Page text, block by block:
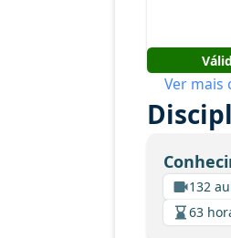
Ver mais
132
63